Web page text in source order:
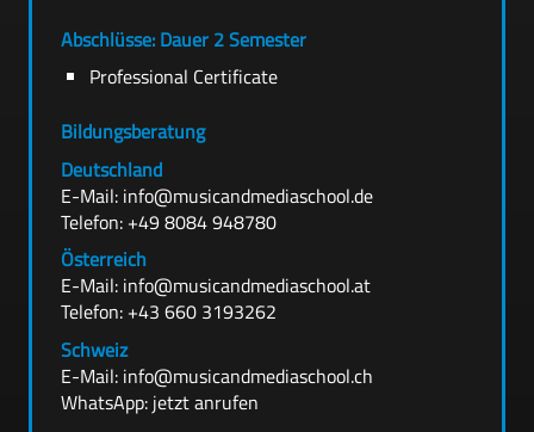
Abschlüsse: Dauer 2 Semester
Professional Certificate
Bildungsberatung
Deutschland
E-Mail: info@musicandmediaschool.de
Telefon: +49 8084 948780
Österreich
E-Mail: info@musicandmediaschool.at
Telefon: +43 660 3193262
Schweiz
E-Mail: info@musicandmediaschool.ch
WhatsApp: jetzt anrufen